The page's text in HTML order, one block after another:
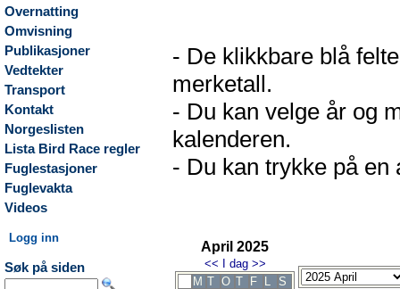
Overnatting
Omvisning
Publikasjoner
Vedtekter
Transport
Kontakt
Norgeslisten
Lista Bird Race regler
Fuglestasjoner
Fuglevakta
Videos
Logg inn
Søk på siden
- De klikkbare blå
merketall.
- Du kan velge år og
kalenderen.
- Du kan trykke på en
April 2025
<< I dag >>
M T O T F L
S